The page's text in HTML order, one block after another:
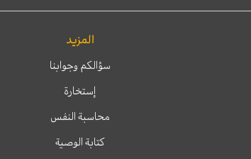
المزيد
سؤالكم وجوابنا
إستخارة
محاسبة النفس
كتابة الوصية